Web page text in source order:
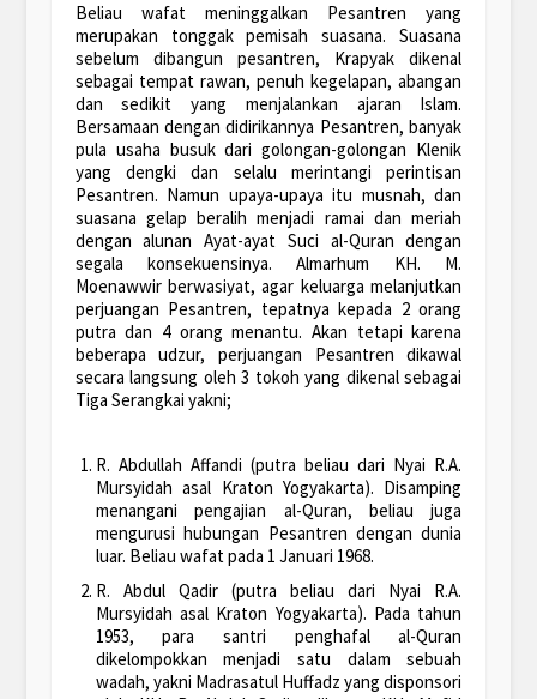
Beliau wafat meninggalkan Pesantren yang
merupakan tonggak pemisah suasana. Suasana
sebelum dibangun pesantren, Krapyak dikenal
sebagai tempat rawan, penuh kegelapan, abangan
dan sedikit yang menjalankan ajaran Islam.
Bersamaan dengan didirikannya Pesantren, banyak
pula usaha busuk dari golongan-golongan Klenik
yang dengki dan selalu merintangi perintisan
Pesantren. Namun upaya-upaya itu musnah, dan
suasana gelap beralih menjadi ramai dan meriah
dengan alunan Ayat-ayat Suci al-Quran dengan
segala konsekuensinya. Almarhum KH. M.
Moenawwir berwasiyat, agar keluarga melanjutkan
perjuangan Pesantren, tepatnya kepada 2 orang
putra dan 4 orang menantu. Akan tetapi karena
beberapa udzur, perjuangan Pesantren dikawal
secara langsung oleh 3 tokoh yang dikenal sebagai
Tiga Serangkai yakni;
R. Abdullah Affandi (putra beliau dari Nyai R.A.
Mursyidah asal Kraton Yogyakarta). Disamping
menangani pengajian al-Quran, beliau juga
mengurusi hubungan Pesantren dengan dunia
luar. Beliau wafat pada 1 Januari 1968.
R. Abdul Qadir (putra beliau dari Nyai R.A.
Mursyidah asal Kraton Yogyakarta). Pada tahun
1953, para santri penghafal al-Quran
dikelompokkan menjadi satu dalam sebuah
wadah, yakni Madrasatul Huffadz yang disponsori